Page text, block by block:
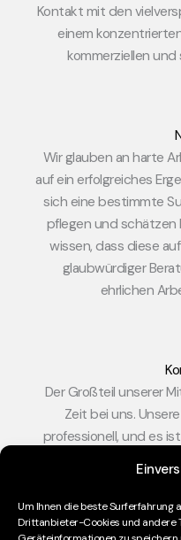
Um Ihnen die beste Surferfahrung
Drittanbieter-Cookies und andere
Kontakt mit den
einem
kommerziellen
Wir glauben an harte
auf ein erfolgreiches
sich eine bestimmte
pflegen und schätzen
wissen, dass diese
glaubwürdiger
ehrlichen
Der Großteil unserer
Zeit bei uns.
professionell, und es
Ihrer Karriere mit